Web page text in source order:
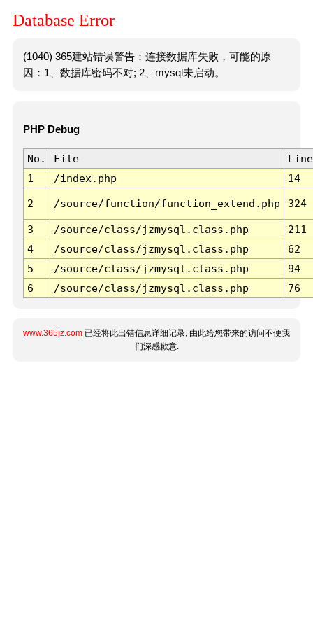
Database Error
(1040) 365建站错误警告：连接数据库失败，可能的原
因：1、数据库密码不对; 2、mysql未启动。
PHP Debug
No. File
Line
1
/index.php 14
2 /source/function/function_extend.php 324
3 /source/class/jzmysql.class.php
211
4
/source/class/jzmysql.class.php
62
5
/source/class/jzmysql.class.php
94
6
/source/class/jzmysql.class.php 76
www.365jz.com 已经将此出错信息详细记录, 由此给您带来的访问不便我
们深感歉意.